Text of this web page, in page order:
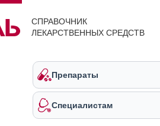
СПРАВОЧНИК
ЛЕКАРСТВЕННЫХ СРЕДСТВ
Препараты
Специалистам